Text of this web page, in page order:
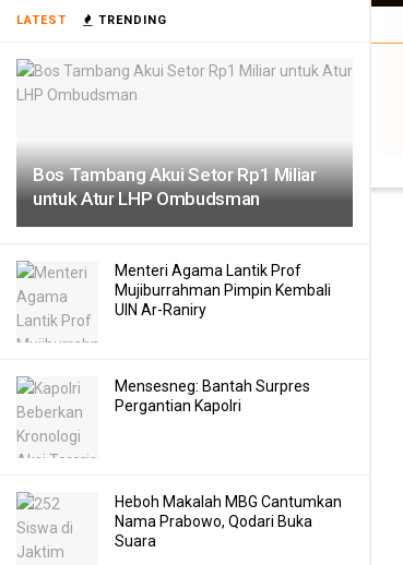
LATEST TRENDING
Bos Tambang Akui Setor Rp1 Miliar
untuk Atur LHP Ombudsman
Menteri Agama Lantik Prof
Mujiburrahman Pimpin Kembali
UIN Ar-Raniry
Mensesneg: Bantah Surpres
Pergantian Kapolri
Heboh Makalah MBG Cantumkan
Nama Prabowo, Qodari Buka
Suara